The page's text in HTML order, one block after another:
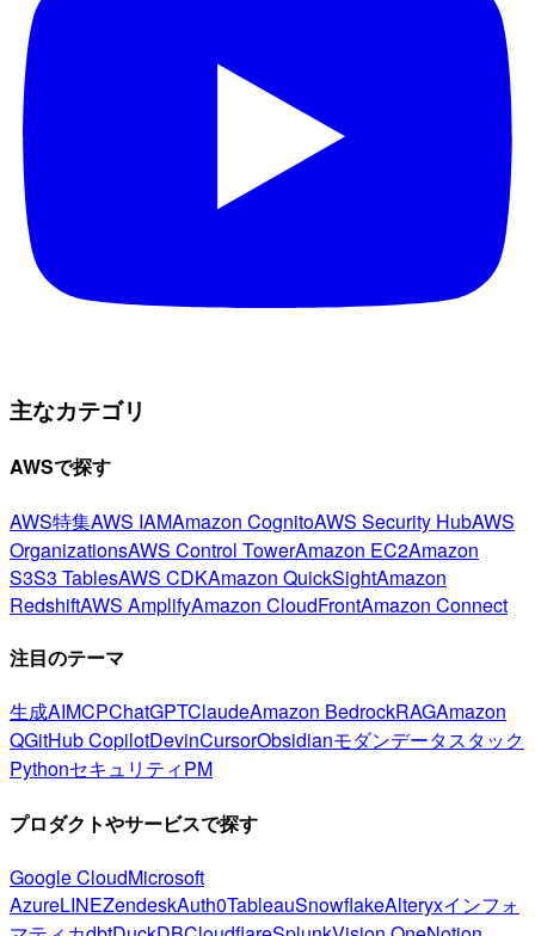
主なカテゴリ
AWSで探す
AWS特集AWS IAMAmazon CognitoAWS Security HubAWS
OrganizationsAWS Control TowerAmazon EC2Amazon
S3S3 TablesAWS CDKAmazon QuickSightAmazon
RedshiftAWS AmplifyAmazon CloudFrontAmazon Connect
注目のテーマ
生成AIMCPChatGPTClaudeAmazon BedrockRAGAmazon
QGitHub CopilotDevinCursorObsidianモダンデータスタック
PythonセキュリティPM
プロダクトやサービスで探す
Google CloudMicrosoft
AzureLINEZendeskAuth0TableauSnowflakeAlteryxインフォ